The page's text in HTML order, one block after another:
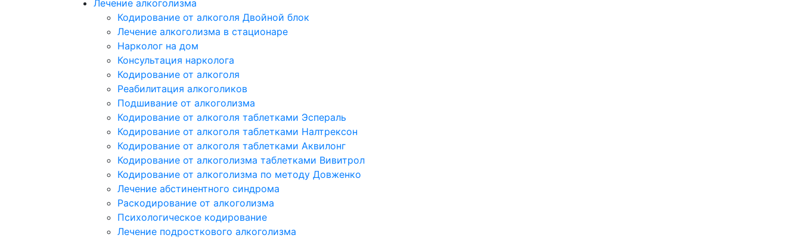
Лечение алкоголизма
Кодирование от алкоголя Двойной блок
Лечение алкоголизма в стационаре
Нарколог на дом
Консультация нарколога
Кодирование от алкоголя
Реабилитация алкоголиков
Подшивание от алкоголизма
Кодирование от алкоголя таблетками Эспераль
Кодирование от алкоголя таблетками Налтрексон
Кодирование от алкоголя таблетками Аквилонг
Кодирование от алкоголизма таблетками Вивитрол
Кодирование от алкоголизма по методу Довженко
Лечение абстинентного синдрома
Раскодирование от алкоголизма
Психологическое кодирование
Лечение подросткового алкоголизма